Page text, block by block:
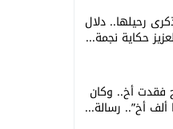
رحيلها.. دلال
حكاية نجمة...
فقدت أخ.. وكان
ألف أخ”.. رسالة...